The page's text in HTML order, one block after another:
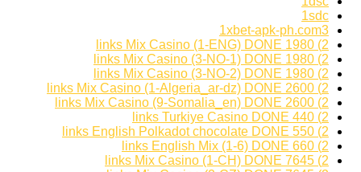
1sdc
1xbet-apk-ph.com3
2) 1980 links Mix Casino (1-ENG) DONE
2) 1980 links Mix Casino (3-NO-1) DONE
2) 1980 links Mix Casino (3-NO-2) DONE
2) 2600 links Mix Casino (1-Algeria_ar-dz) DONE
2) 2600 links Mix Casino (9-Somalia_en) DONE
2) 440 links Turkiye Casino DONE
2) 550 links English Polkadot chocolate DONE
2) 660 links English Mix (1-6) DONE
2) 7645 links Mix Casino (1-CH) DONE